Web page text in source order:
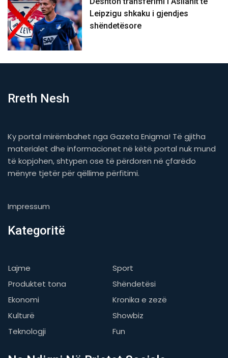
Leipzigu shkaku i gjendjes
shëndetësore
Rreth Nesh
Ky portal mirëmbahet nga Gazeta Enigma! Të gjitha
materialet dhe informacionet në këtë portal nuk mund
të kopjohen, shtypen ose të përdoren në çfarëdo
mënyre tjetër për qëllime përfitimi.
Impressum
Kategoritë
Lajme
Sport
Produktet tona
Shëndetësi
Ekonomi
Kronika e zezë
Kulturë
Showbiz
Teknologji
Fun